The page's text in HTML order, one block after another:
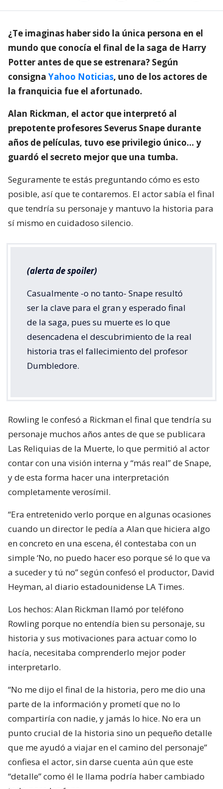
¿Te imaginas haber sido la única persona en el
mundo que conocía el final de la saga de Harry
Potter antes de que se estrenara? Según
consigna Yahoo Noticias, uno de los actores de
la franquicia fue el afortunado.
Alan Rickman, el actor que interpretó al
prepotente profesores Severus Snape durante
años de películas, tuvo ese privilegio único… y
guardó el secreto mejor que una tumba.
Seguramente te estás preguntando cómo es esto
posible, así que te contaremos. El actor sabía el final
que tendría su personaje y mantuvo la historia para
sí mismo en cuidadoso silencio.
(alerta de spoiler)
Casualmente -o no tanto- Snape resultó
ser la clave para el gran y esperado final
de la saga, pues su muerte es lo que
desencadena el descubrimiento de la real
historia tras el fallecimiento del profesor
Dumbledore.
Rowling le confesó a Rickman el final que tendría su
personaje muchos años antes de que se publicara
Las Reliquias de la Muerte, lo que permitió al actor
contar con una visión interna y “más real” de Snape,
y de esta forma hacer una interpretación
completamente verosímil.
“Era entretenido verlo porque en algunas ocasiones
cuando un director le pedía a Alan que hiciera algo
en concreto en una escena, él contestaba con un
simple ‘No, no puedo hacer eso porque sé lo que va
a suceder y tú no” según confesó el productor, David
Heyman, al diario estadounidense LA Times.
Los hechos: Alan Rickman llamó por teléfono
Rowling porque no entendía bien su personaje, su
historia y sus motivaciones para actuar como lo
hacía, necesitaba comprenderlo mejor poder
interpretarlo.
“No me dijo el final de la historia, pero me dio una
parte de la información y prometí que no lo
compartiría con nadie, y jamás lo hice. No era un
punto crucial de la historia sino un pequeño detalle
que me ayudó a viajar en el camino del personaje”
confiesa el actor, sin darse cuenta aún que este
“detalle” como él le llama podría haber cambiado